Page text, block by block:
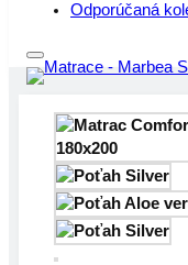
Odporúčaná